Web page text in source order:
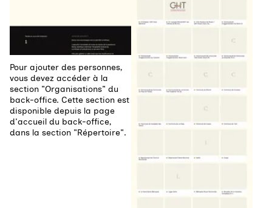
Pour ajouter des personnes,
vous devez accéder à la
section "Organisations" du
back-office. Cette section est
disponible depuis la page
d'accueil du back-office,
dans la section "Répertoire".